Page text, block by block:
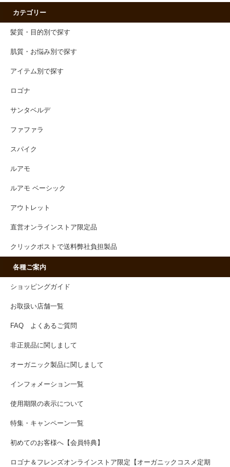
カテゴリー
髪質・目的別で探す
肌質・お悩み別で探す
アイテム別で探す
ロゴナ
サンタベルデ
ファファラ
スパイク
ルアモ
ルアモ ベーシック
アウトレット
直営オンラインストア限定品
クリックポストで送料弊社負担製品
各種ご案内
ショッピングガイド
お取扱い店舗一覧
FAQ よくあるご質問
非正規品に関しまして
オーガニック製品に関しまして
インフォメーション一覧
使用期限の表示について
特集・キャンペーン一覧
初めてのお客様へ【会員特典】
ロゴナ＆フレンズオンラインストア限定【オーガニックコスメ定期